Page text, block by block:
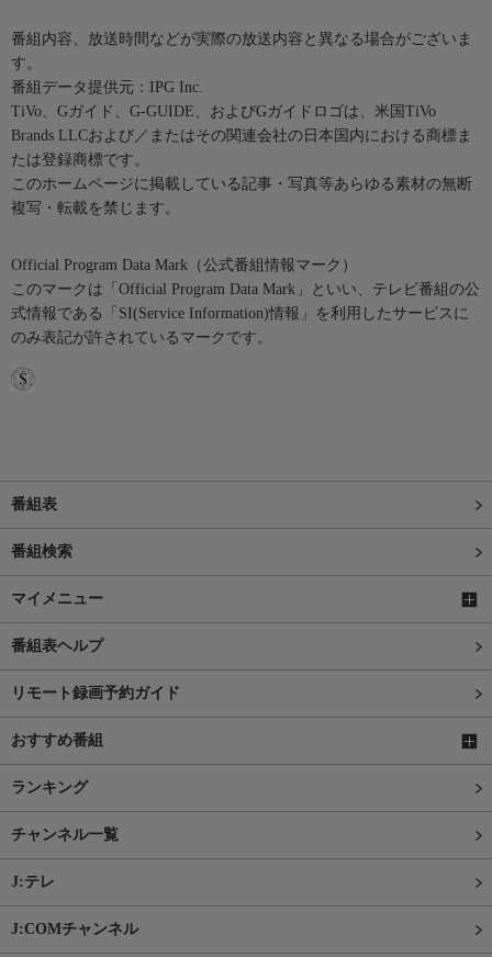
番組内容、放送時間などが実際の放送内容と異なる場合がございま
す。
番組データ提供元：IPG Inc.
TiVo、Gガイド、G-GUIDE、およびGガイドロゴは、米国TiVo
Brands LLCおよび／またはその関連会社の日本国内における商標ま
たは登録商標です。
このホームページに掲載している記事・写真等あらゆる素材の無断
複写・転載を禁じます。
Official Program Data Mark（公式番組情報マーク）
このマークは「Official Program Data Mark」といい、テレビ番組の公
式情報である「SI(Service Information)情報」を利用したサービスに
のみ表記が許されているマークです。
番組表
番組検索
マイメニュー
番組表ヘルプ
リモート録画予約ガイド
おすすめ番組
ランキング
チャンネル一覧
J:テレ
J:COMチャンネル